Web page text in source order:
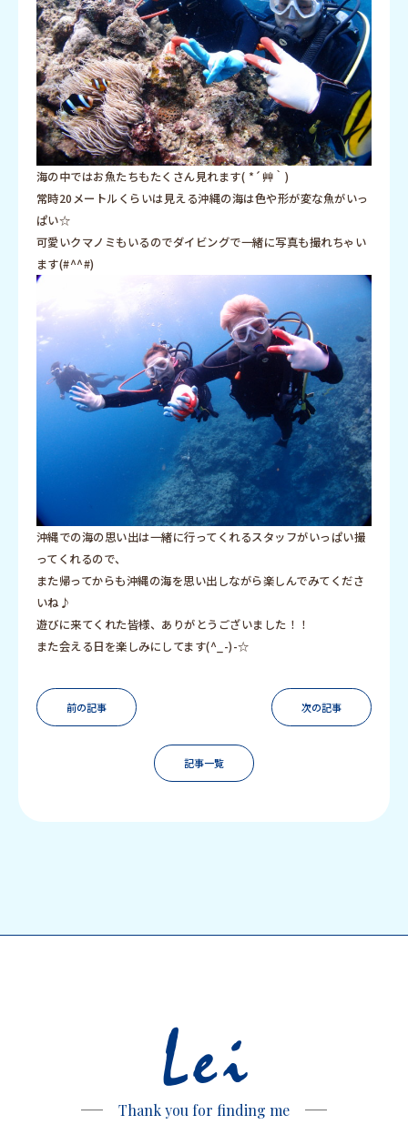
海の中ではお魚たちもたくさん見れます( *´艸｀)
常時20メートルくらいは見える沖縄の海は色や形が変な魚がいっ
ぱい☆
可愛いクマノミもいるのでダイビングで一緒に写真も撮れちゃい
ます(#^^#)
沖縄での海の思い出は一緒に行ってくれるスタッフがいっぱい撮
ってくれるので、
また帰ってからも沖縄の海を思い出しながら楽しんでみてくださ
いね♪
遊びに来てくれた皆様、ありがとうございました！！
また会える日を楽しみにしてます(^_-)-☆
前の記事
記事一覧
次の記事
Lei
Thank you for finding me